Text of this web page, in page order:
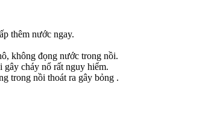
thêm nước ngay.
không đọng nước trong nồi.
cháy nổ rất nguy hiểm.
trong nồi thoát ra gây bỏng .